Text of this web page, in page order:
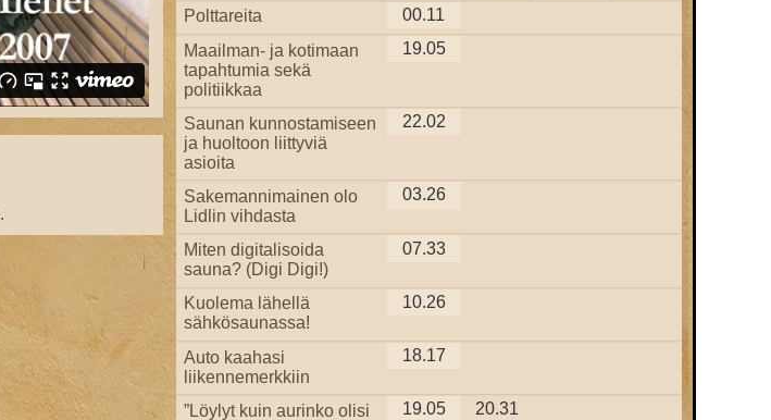
Polttareita
00.11
Maailman- ja kotimaan
tapahtumia sekä
politiikkaa
19.05
Saunan kunnostamiseen
ja huoltoon liittyviä
asioita
22.02
Sakemannimainen olo
Lidlin vihdasta
03.26
Miten digitalisoida
sauna? (Digi Digi!)
07.33
Kuolema lähellä
sähkösaunassa!
10.26
Auto kaahasi
liikennemerkkiin
18.17
”Löylyt kuin aurinko olisi 19.05 20.31